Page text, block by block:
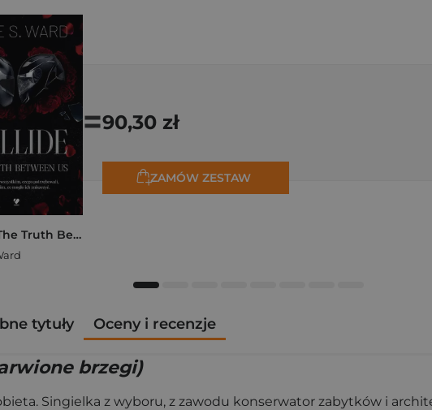
Collide. The Truth Between Us
=90,30 zł
ZAMÓW ZESTAW
tytuły Oceny i recenzje
brzegi)
Singielka z wyboru, z zawodu konserwator zabytków i